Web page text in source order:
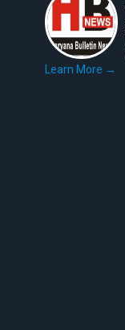
Learn More →